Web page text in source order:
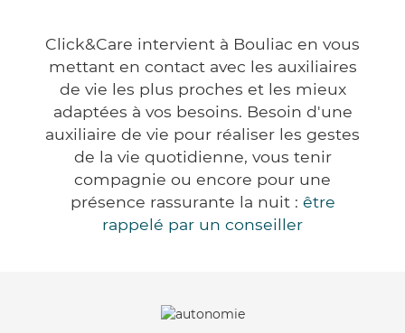
Click&Care intervient à Bouliac en vous
mettant en contact avec les auxiliaires
de vie les plus proches et les mieux
adaptées à vos besoins. Besoin d'une
auxiliaire de vie pour réaliser les gestes
de la vie quotidienne, vous tenir
compagnie ou encore pour une
présence rassurante la nuit : être
rappelé par un conseiller